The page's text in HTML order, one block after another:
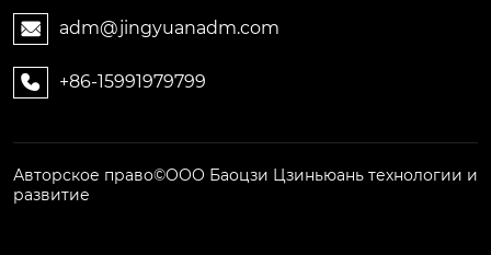
 adm@jingyuanadm.com
 +86-15991979799
Авторское право©ООО Баоцзи Цзиньюань технологии и
развитие